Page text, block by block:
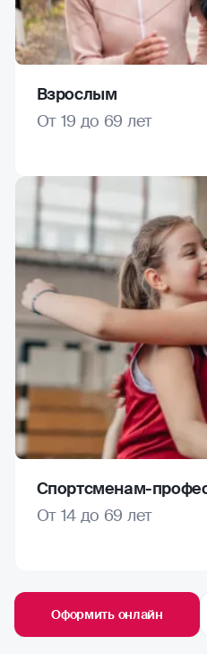
Взрослым
От 19 до 69 лет
Спортсменам-
От 14 до 69 лет
Оформить онлайн